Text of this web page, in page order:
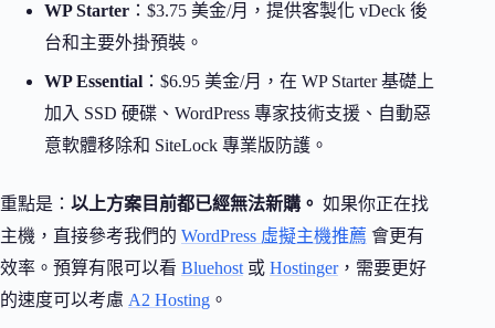
WP Starter ：$3.75 美金/月，提供客製化 vDeck 後
台和主要外掛預裝。
WP Essential ：$6.95 美金/月，在 WP Starter 基礎上
加入 SSD 硬碟、WordPress 專家技術支援、自動惡
意軟體移除和 SiteLock 專業版防護。
重點是： 以上方案目前都已經無法新購。 如果你正在找
主機，直接參考我們的 WordPress 虛擬主機推薦 會更有
效率。預算有限可以看 Bluehost 或 Hostinger，需要更好
的速度可以考慮 A2 Hosting 。